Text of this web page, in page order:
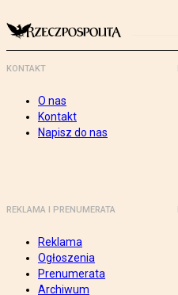
KONTAKT
O nas
Kontakt
Napisz do nas
REKLAMA I PRENUMERATA
Reklama
Ogłoszenia
Prenumerata
Archiwum